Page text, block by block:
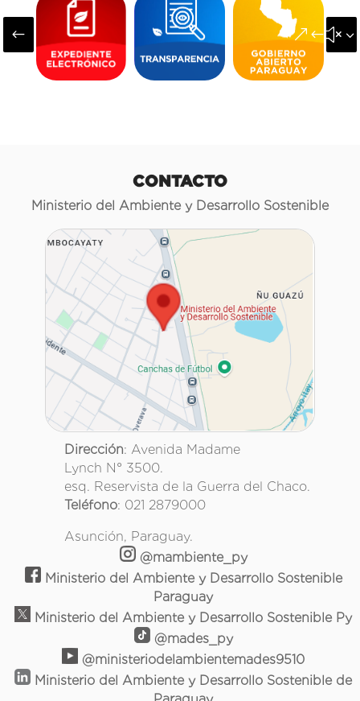
#
CONTACTO
Ministerio del Ambiente y Desarrollo Sostenible
Dirección: Avenida Madame
Lynch N° 3500.
esq. Reservista de la Guerra del Chaco.
Teléfono: 021 2879000
Asunción, Paraguay.
@mambiente_py
Ministerio del Ambiente y Desarrollo Sostenible
Paraguay
Ministerio del Ambiente y Desarrollo Sostenible Py
@mades_py
@ministeriodelambientemades9510
Ministerio del Ambiente y Desarrollo Sostenible de